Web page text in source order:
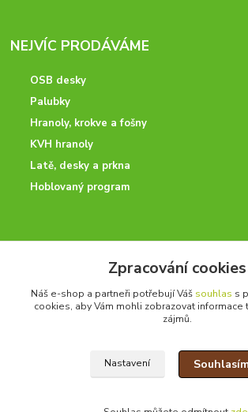
NEJVÍC PRODÁVÁME
OSB desky
Palubky
Hranoly, krokve a fošny
KVH hranoly
Latě, desky a prkna
Hoblovaný program
Potřebujete poradit? Neváhejte nás
+420 728 600 625
po - pá 7:00 - 15:00
Zpracování cookies
Náš e-shop a partneři potřebují Váš souhlas s
cookies, aby Vám mohli zobrazovat informace
zájmů.
Nastavení